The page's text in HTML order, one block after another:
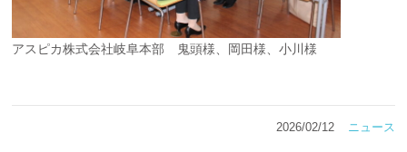
アスピカ株式会社岐阜本部 鬼頭様、岡田様、小川様
2026/02/12 ニュース